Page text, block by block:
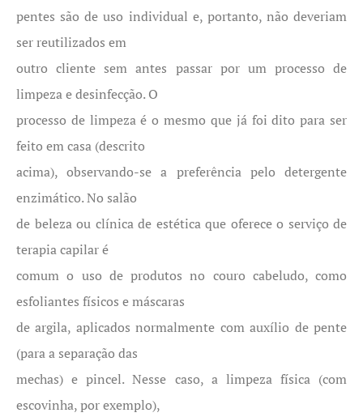
pentes são de uso individual e, portanto, não deveriam
ser reutilizados em
outro cliente sem antes passar por um processo de
limpeza e desinfecção. O
processo de limpeza é o mesmo que já foi dito para ser
feito em casa (descrito
acima), observando-se a preferência pelo detergente
enzimático. No salão
de beleza ou clínica de estética que oferece o serviço de
terapia capilar é
comum o uso de produtos no couro cabeludo, como
esfoliantes físicos e máscaras
de argila, aplicados normalmente com auxílio de pente
(para a separação das
mechas) e pincel. Nesse caso, a limpeza física (com
escovinha, por exemplo),